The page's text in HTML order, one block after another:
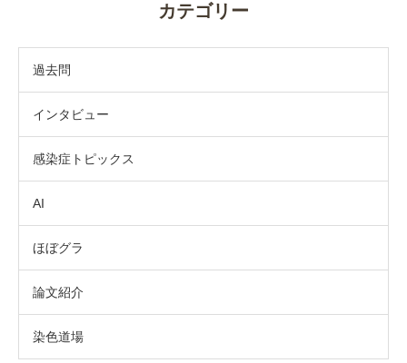
カテゴリー
過去問
インタビュー
感染症トピックス
AI
ほぼグラ
論文紹介
染色道場